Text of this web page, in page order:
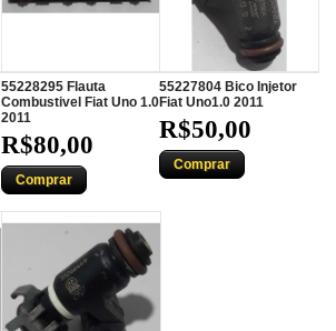
55228295 Flauta
Combustivel Fiat Uno 1.0
2011
R$80,00
Comprar
55227804 Bico Injetor
Fiat Uno1.0 2011
R$50,00
Comprar